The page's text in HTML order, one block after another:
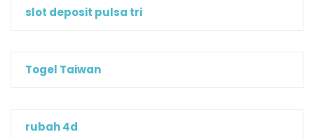
slot deposit pulsa tri
Togel Taiwan
rubah 4d